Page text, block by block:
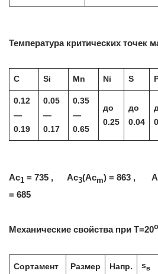
Температура критических точек
C Si Mn Ni S
0.12
—
0.19
0.05
—
0.17
0.35
—
0.65
до
0.25
до
0.04
Ac1 = 735 , Ac3(Acm) = 863 ,
= 685
Механические свойства при Т=20o
Сортамент Размер Напр. sв